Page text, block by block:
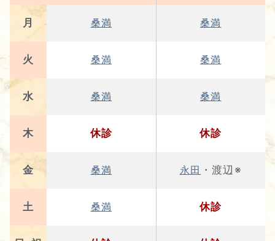
月
火
水
木
金
土
桑満
桑満
桑満
休診
桑満
桑満
桑満
桑満
桑満
休診
永田 ・渡辺※
休診